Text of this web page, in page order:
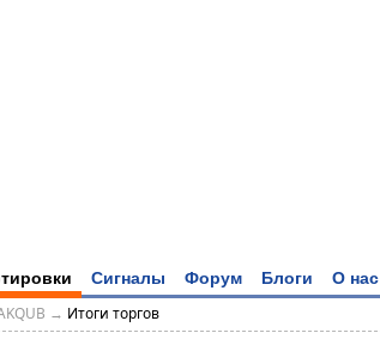
Сигналы Форум Блоги О нас
→ Итоги торгов